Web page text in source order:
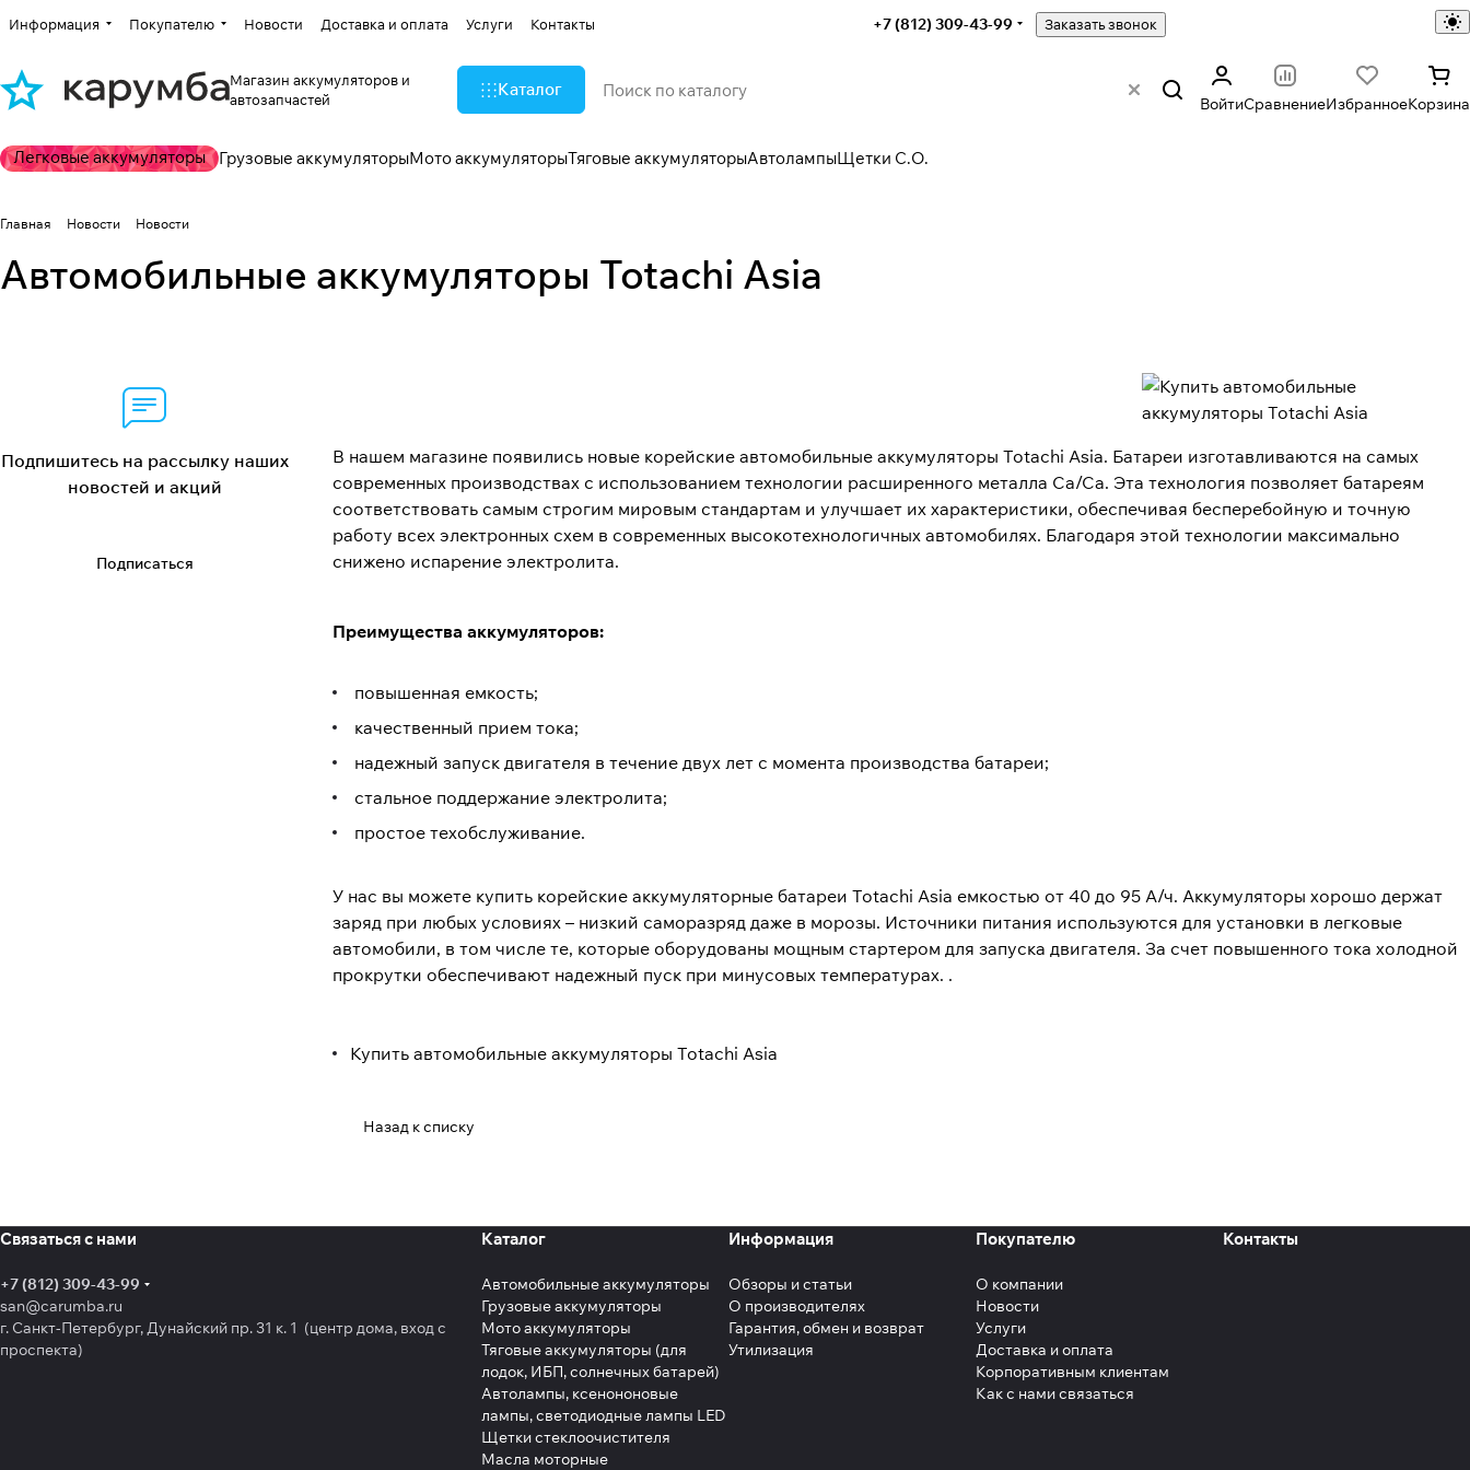
Информация Покупателю Новости Доставка и оплата Услуги Контакты +7 (812) 309-43-99 Заказать звонок
Магазин аккумуляторов и
автозапчастей
Каталог
ВойтиСравнениеИзбранноеКорзина
Легковые аккумуляторы Грузовые аккумуляторыМото аккумуляторыТяговые аккумуляторыАвтолампыЩетки С.О.
Главная Новости Новости
Автомобильные аккумуляторы Totachi Asia
В нашем магазине появились новые корейские автомобильные аккумуляторы Totachi Asia. Батареи изготавливаются на самых
современных производствах с использованием технологии расширенного металла Ca/Ca. Эта технология позволяет батареям
соответствовать самым строгим мировым стандартам и улучшает их характеристики, обеспечивая бесперебойную и точную
работу всех электронных схем в современных высокотехнологичных автомобилях. Благодаря этой технологии максимально
снижено испарение электролита.
Преимущества аккумуляторов:
повышенная емкость;
качественный прием тока;
надежный запуск двигателя в течение двух лет с момента производства батареи;
стальное поддержание электролита;
простое техобслуживание.
У нас вы можете купить корейские аккумуляторные батареи Totachi Asia емкостью от 40 до 95 А/ч. Аккумуляторы хорошо держат
заряд при любых условиях – низкий саморазряд даже в морозы. Источники питания используются для установки в легковые
автомобили, в том числе те, которые оборудованы мощным стартером для запуска двигателя. За счет повышенного тока холодной
прокрутки обеспечивают надежный пуск при минусовых температурах. .
Купить автомобильные аккумуляторы Totachi Asia
Назад к списку
Подпишитесь на рассылку наших
новостей и акций
Подписаться
Связаться с нами
+7 (812) 309-43-99
san@carumba.ru
г. Санкт-Петербург, Дунайский пр. 31 к. 1 (центр дома, вход с
проспекта)
Каталог
Автомобильные аккумуляторы
Грузовые аккумуляторы
Мото аккумуляторы
Тяговые аккумуляторы (для
лодок, ИБП, солнечных батарей)
Автолампы, ксенононовые
лампы, светодиодные лампы LED
Щетки стеклоочистителя
Масла моторные
Информация
Обзоры и статьи
О производителях
Гарантия, обмен и возврат
Утилизация
Покупателю
О компании
Новости
Услуги
Доставка и оплата
Корпоративным клиентам
Как с нами связаться
Контакты